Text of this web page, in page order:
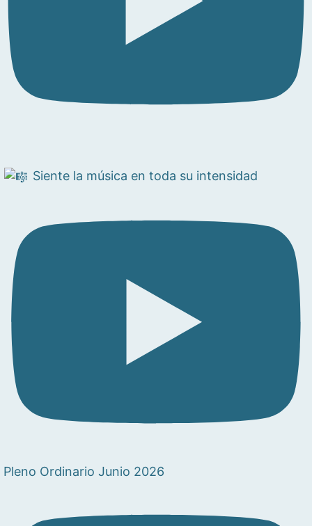
Siente la música en toda su intensidad
Pleno Ordinario Junio 2026